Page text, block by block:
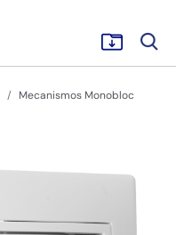
Mecanismos Monobloc